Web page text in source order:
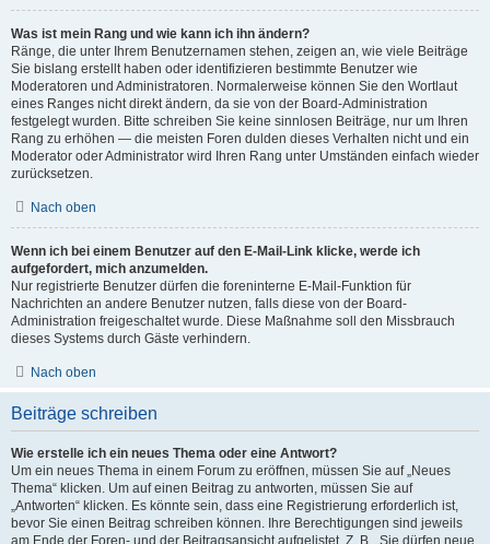
Was ist mein Rang und wie kann ich ihn ändern?
Ränge, die unter Ihrem Benutzernamen stehen, zeigen an, wie viele Beiträge
Sie bislang erstellt haben oder identifizieren bestimmte Benutzer wie
Moderatoren und Administratoren. Normalerweise können Sie den Wortlaut
eines Ranges nicht direkt ändern, da sie von der Board-Administration
festgelegt wurden. Bitte schreiben Sie keine sinnlosen Beiträge, nur um Ihren
Rang zu erhöhen — die meisten Foren dulden dieses Verhalten nicht und ein
Moderator oder Administrator wird Ihren Rang unter Umständen einfach wieder
zurücksetzen.
Nach oben
Wenn ich bei einem Benutzer auf den E-Mail-Link klicke, werde ich
aufgefordert, mich anzumelden.
Nur registrierte Benutzer dürfen die foreninterne E-Mail-Funktion für
Nachrichten an andere Benutzer nutzen, falls diese von der Board-
Administration freigeschaltet wurde. Diese Maßnahme soll den Missbrauch
dieses Systems durch Gäste verhindern.
Nach oben
Beiträge schreiben
Wie erstelle ich ein neues Thema oder eine Antwort?
Um ein neues Thema in einem Forum zu eröffnen, müssen Sie auf „Neues
Thema“ klicken. Um auf einen Beitrag zu antworten, müssen Sie auf
„Antworten“ klicken. Es könnte sein, dass eine Registrierung erforderlich ist,
bevor Sie einen Beitrag schreiben können. Ihre Berechtigungen sind jeweils
am Ende der Foren- und der Beitragsansicht aufgelistet. Z. B. „Sie dürfen neue